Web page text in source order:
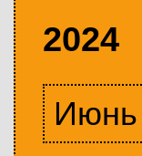
2024
Июнь